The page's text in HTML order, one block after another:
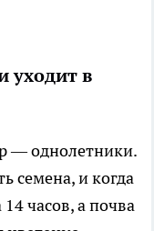
уходит в
— однолетники.
семена, и когда
часов, а почва